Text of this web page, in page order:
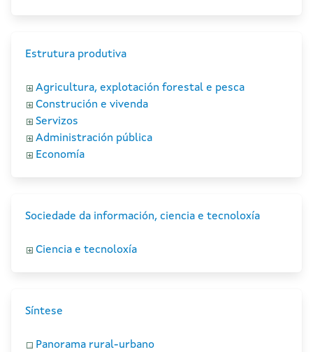
Estrutura produtiva
Agricultura, explotación forestal e pesca
Construción e vivenda
Servizos
Administración pública
Economía
Sociedade da información, ciencia e tecnoloxía
Ciencia e tecnoloxía
Síntese
Panorama rural-urbano